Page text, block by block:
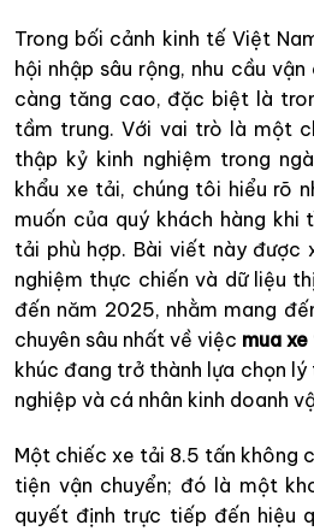
Trong bối cảnh kinh tế Việt
hội nhập sâu rộng, nhu cầu
càng tăng cao, đặc biệt là
tầm trung. Với vai trò là một
thập kỷ kinh nghiệm trong
khẩu xe tải, chúng tôi hiểu rõ
muốn của quý khách hàng
tải phù hợp. Bài viết này được
nghiệm thực chiến và dữ liệu
đến năm 2025, nhằm mang
chuyên sâu nhất về việc mua
khúc đang trở thành lựa chọn
nghiệp và cá nhân kinh doanh
Một chiếc xe tải 8.5 tấn không
tiện vận chuyển; đó là một
quyết định trực tiếp đến hiệu